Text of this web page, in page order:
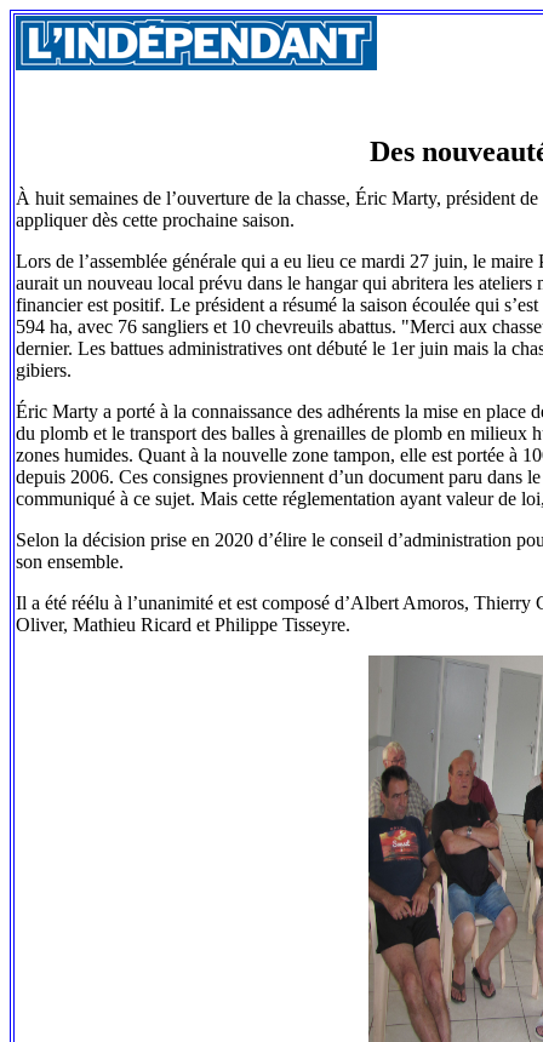
Des
À huit semaines de l’ouverture de la chasse, Éric Marty, président
appliquer dès cette prochaine saison.
Lors de l’assemblée générale qui a eu lieu ce mardi 27 juin, le
aurait un nouveau local prévu dans le hangar qui abritera les
financier est positif. Le président a résumé la saison écoulée qui
594 ha, avec 76 sangliers et 10 chevreuils abattus. "Merci aux
dernier. Les battues administratives ont débuté le 1er juin mais la
gibiers.
Éric Marty a porté à la connaissance des adhérents la mise en
du plomb et le transport des balles à grenailles de plomb en milieux
zones humides. Quant à la nouvelle zone tampon, elle est portée à
depuis 2006. Ces consignes proviennent d’un document paru dans
communiqué à ce sujet. Mais cette réglementation ayant valeur de
Selon la décision prise en 2020 d’élire le conseil d’administration
son ensemble.
Il a été réélu à l’unanimité et est composé d’Albert Amoros,
Oliver, Mathieu Ricard et Philippe Tisseyre.